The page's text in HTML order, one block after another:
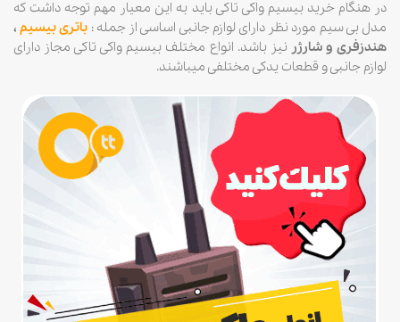
در هنگام خرید بیسیم واکی تاکی باید به این معیار مهم توجه داشت که
مدل بی سیم مورد نظر دارای لوازم جانبی اساسی از جمله : باتری بیسیم،
هندزفری و شارژر نیز باشد. انواع مختلف بیسیم واکی تاکی مجاز دارای
لوازم جانبی و قطعات یدکی مختلفی میباشند.